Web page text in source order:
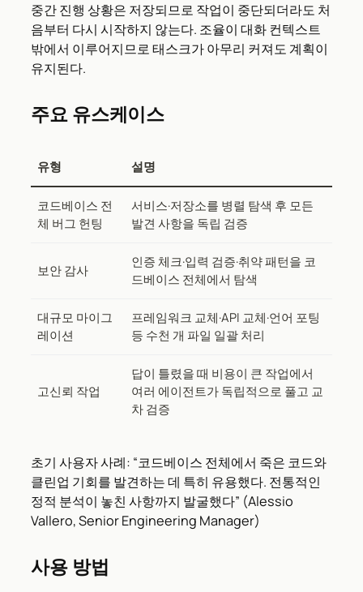
중간 진행 상황은 저장되므로 작업이 중단되더라도 처
음부터 다시 시작하지 않는다. 조율이 대화 컨텍스트
밖에서 이루어지므로 태스크가 아무리 커져도 계획이
유지된다.
주요 유스케이스
유형 설명
코드베이스 전
체 버그 헌팅
서비스·저장소를 병렬 탐색 후 모든
발견 사항을 독립 검증
보안 감사
인증 체크·입력 검증·취약 패턴을 코
드베이스 전체에서 탐색
대규모 마이그
레이션
프레임워크 교체·API 교체·언어 포팅
등 수천 개 파일 일괄 처리
고신뢰 작업
답이 틀렸을 때 비용이 큰 작업에서
여러 에이전트가 독립적으로 풀고 교
차 검증
초기 사용자 사례: “코드베이스 전체에서 죽은 코드와
클린업 기회를 발견하는 데 특히 유용했다. 전통적인
정적 분석이 놓친 사항까지 발굴했다” (Alessio
Vallero, Senior Engineering Manager)
사용 방법